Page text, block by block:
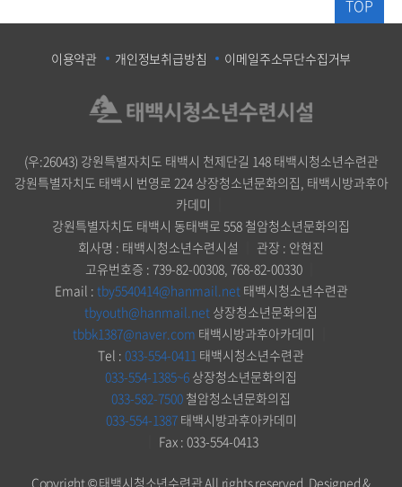
이용약관 개인정보취급방침 이메일주소무단수집거부
(우:26043) 강원특별자치도 태백시 천제단길 148 태백시청소년수련관
강원특별자치도 태백시 번영로 224 상장청소년문화의집, 태백시방과후아
카데미
강원특별자치도 태백시 동태백로 558 철암청소년문화의집
회사명 : 태백시청소년수련시설
관장 : 안현진
고유번호증 : 739-82-00308, 768-82-00330
Email : tby5540414@hanmail.net태백시청소년수련관
tbyouth@hanmail.net 상장청소년문화의집
tbbk1387@naver.com 태백시방과후아카데미
Tel : 033-554-0411 태백시청소년수련관
033-554-1385~6 상장청소년문화의집
033-582-7500 철암청소년문화의집
033-554-1387태백시방과후아카데미
Fax : 033-554-0413
Copyright © 태백시청소년수련관 All rights reserved. Designed &
TOP